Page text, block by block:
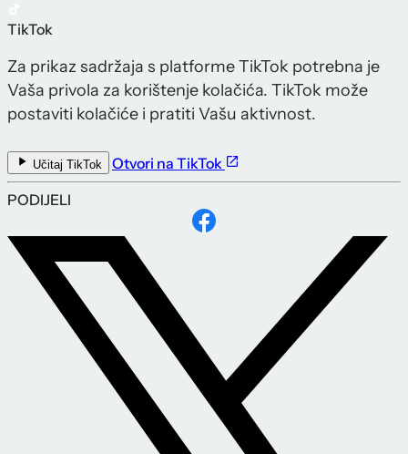
TikTok
Za prikaz sadržaja s platforme TikTok potrebna je
Vaša privola za korištenje kolačića. TikTok može
postaviti kolačiće i pratiti Vašu aktivnost.
Učitaj TikTok
Otvori na TikTok
PODIJELI